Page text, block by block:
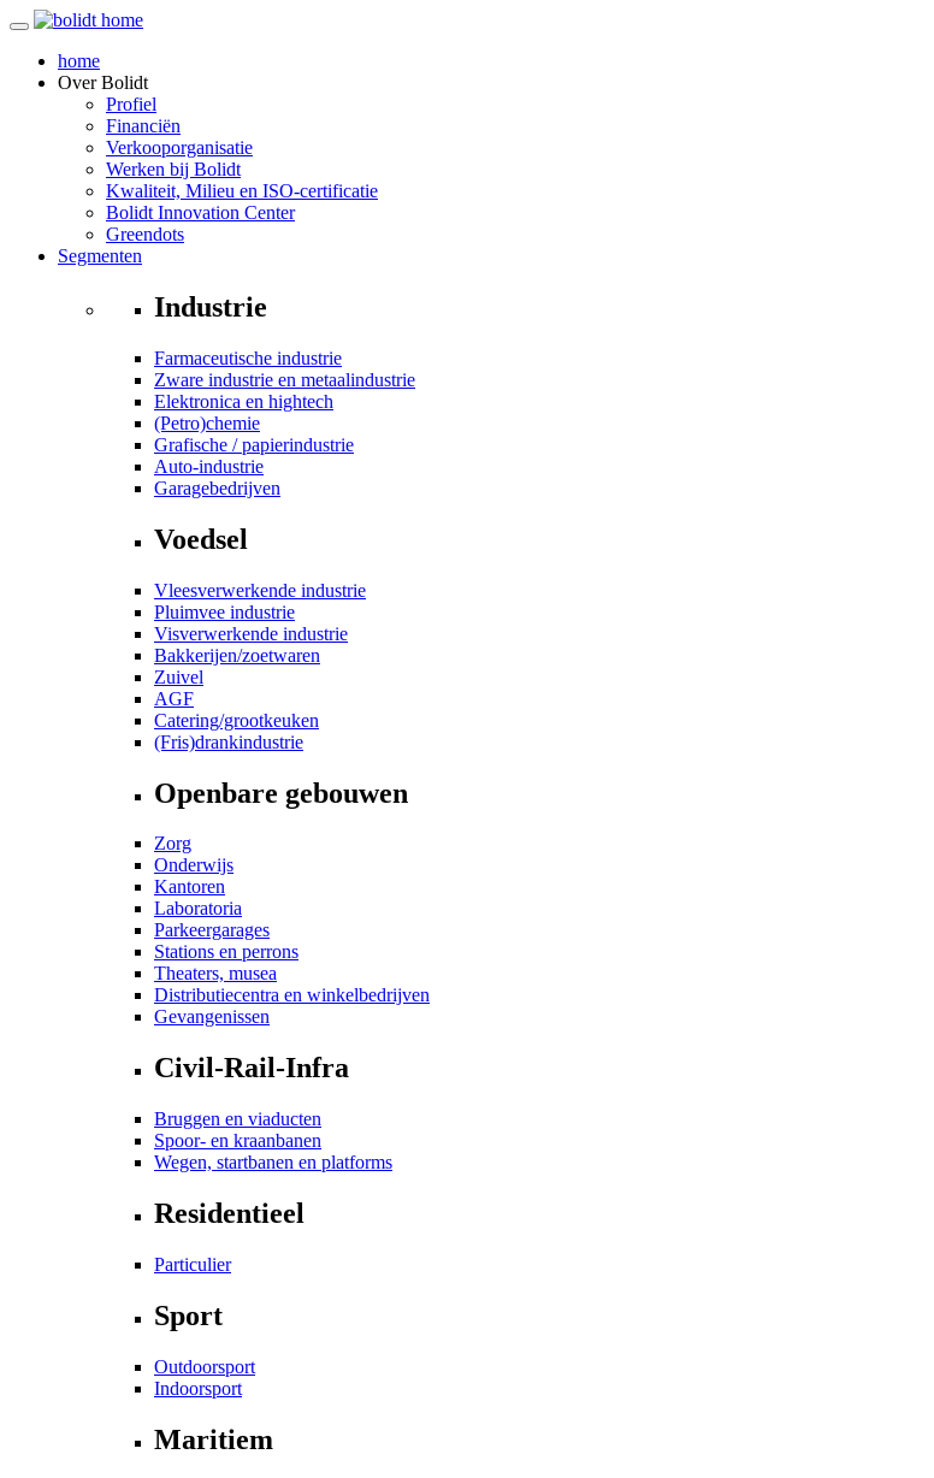
home
OverBolidt
Profiel
Financiën
Verkooporganisatie
Werken bij Bolidt
Kwaliteit, Milieu en ISO-certificatie
Bolidt Innovation Center
Greendots
Segmenten
Industrie
Farmaceutische industrie
Zware industrie en metaalindustrie
Elektronica en hightech
(Petro)chemie
Grafische / papierindustrie
Auto-industrie
Garagebedrijven
Voedsel
Vleesverwerkende industrie
Pluimvee industrie
Visverwerkende industrie
Bakkerijen/zoetwaren
Zuivel
AGF
Catering/grootkeuken
(Fris)drankindustrie
Openbare gebouwen
Zorg
Onderwijs
Kantoren
Laboratoria
Parkeergarages
Stations en perrons
Theaters, musea
Distributiecentra en winkelbedrijven
Gevangenissen
Civil-Rail-Infra
Bruggen en viaducten
Spoor- en kraanbanen
Wegen, startbanen en platforms
Residentieel
Particulier
Sport
Outdoorsport
Indoorsport
Maritiem